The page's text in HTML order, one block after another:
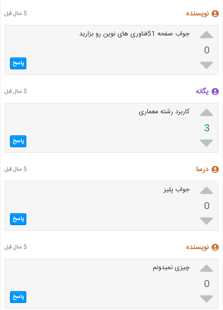
نویسنده 5 سال قبل

0

جواب صفحه 51فناوری های نوین رو بزارید
پاسخ
یگانه 5 سال قبل

3

کاربرد رشته معماری
پاسخ
درسا 5 سال قبل

0

جواب پلیز
پاسخ
نویسنده 5 سال قبل

0

چیزی نمیدونم
پاسخ